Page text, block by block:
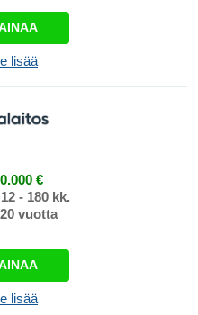
lisää
€
12 - 180 kk.
20 vuotta
lisää